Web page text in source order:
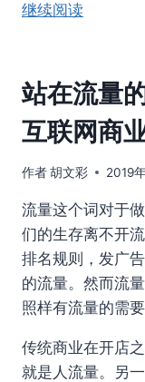
继续阅读
站在流量
互联网商
作者胡文彩 2019
流量这个词对于
们的生存离不开
排名规则，发广
的流量。然而流
照样有流量的需要
传统商业在开店
就是人流量。另